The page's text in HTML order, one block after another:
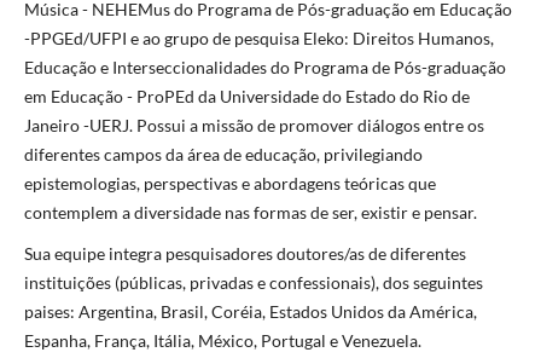
Música - NEHEMus do Programa de Pós-graduação em Educação
-PPGEd/UFPI e ao grupo de pesquisa Eleko: Direitos Humanos,
Educação e Interseccionalidades do Programa de Pós-graduação
em Educação - ProPEd da Universidade do Estado do Rio de
Janeiro -UERJ. Possui a missão de promover diálogos entre os
diferentes campos da área de educação, privilegiando
epistemologias, perspectivas e abordagens teóricas que
contemplem a diversidade nas formas de ser, existir e pensar.
Sua equipe integra pesquisadores doutores/as de diferentes
instituições (públicas, privadas e confessionais), dos seguintes
paises: Argentina, Brasil, Coréia, Estados Unidos da América,
Espanha, França, Itália, México, Portugal e Venezuela.